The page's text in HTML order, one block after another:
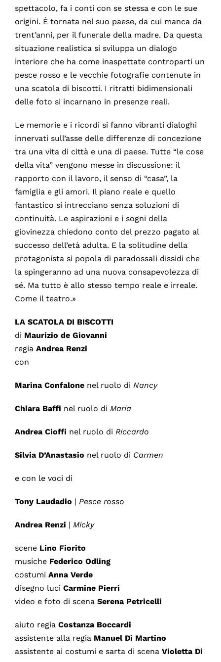
spettacolo, fa i conti con se stessa e con le sue
origini. È tornata nel suo paese, da cui manca da
trent’anni, per il funerale della madre. Da questa
situazione realistica si sviluppa un dialogo
interiore che ha come inaspettate controparti un
pesce rosso e le vecchie fotografie contenute in
una scatola di biscotti. I ritratti bidimensionali
delle foto si incarnano in presenze reali.
Le memorie e i ricordi si fanno vibranti dialoghi
innervati sull’asse delle differenze di concezione
tra una vita di città e una di paese. Tutte “le cose
della vita” vengono messe in discussione: il
rapporto con il lavoro, il senso di “casa”, la
famiglia e gli amori. Il piano reale e quello
fantastico si intrecciano senza soluzioni di
continuità. Le aspirazioni e i sogni della
giovinezza chiedono conto del prezzo pagato al
successo dell’età adulta. E la solitudine della
protagonista si popola di paradossali dissidi che
la spingeranno ad una nuova consapevolezza di
sé. Ma tutto è allo stesso tempo reale e irreale.
Come il teatro.»
LA SCATOLA DI BISCOTTI
di Maurizio de Giovanni
regia Andrea Renzi
con
Marina Confalone nel ruolo di Nancy
Chiara Baffi nel ruolo di Maria
Andrea Cioffi nel ruolo di Riccardo
Silvia D’Anastasio nel ruolo di Carmen
e con le voci di
Tony Laudadio | Pesce rosso
Andrea Renzi | Micky
scene Lino Fiorito
musiche Federico Odling
costumi Anna Verde
disegno luci Carmine Pierri
video e foto di scena Serena Petricelli
aiuto regia Costanza Boccardi
assistente alla regia Manuel Di Martino
assistente ai costumi e sarta di scena Violetta Di